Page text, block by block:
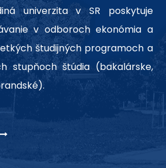
univerzita v SR poskytuje
v odboroch ekonómia a
študijných programoch a
stupňoch štúdia (bakalárske,